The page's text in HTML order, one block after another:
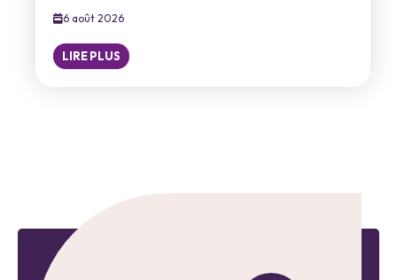
6 août 2026
LIRE PLUS